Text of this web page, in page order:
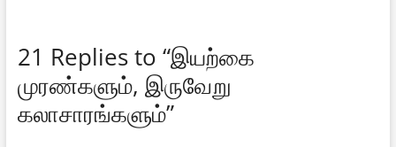
21 Replies to “இயற்கை
முரண்களும், இருவேறு
கலாசாரங்களும்”